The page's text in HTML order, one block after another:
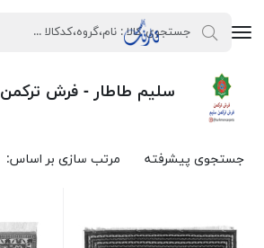
سلیم طاطار - فرش ترکمن
جستجوی پیشرفته مرتب سازی بر اساس: